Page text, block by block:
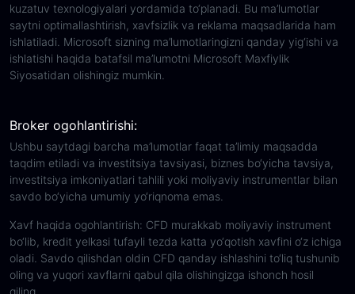
kuzatuv texnologiyalari yordamida to‘planadi. Bu ma’lumotlar
saytni optimallashtirish, xavfsizlik va reklama maqsadlarida ham
ishlatiladi. Microsoft sizning ma’lumotlaringizni qanday yig‘ishi va
ishlatishi haqida batafsil ma’lumotni Microsoft Maxfiylik
Siyosatidan olishingiz mumkin.
Broker ogohlantirishi:
Ushbu saytdagi barcha ma’lumotlar faqat ta’limiy maqsadda
taqdim etiladi va investitsiya tavsiyasi, biznes bo‘yicha tavsiya,
investitsiya imkoniyatlari tahlili yoki moliyaviy instrumentlar bilan
savdo bo‘yicha umumiy yo‘riqnoma emas.
Xavf haqida ogohlantirish: CFD murakkab moliyaviy instrument
bo‘lib, kredit yelkasi tufayli tezda katta yo‘qotish xavfini o‘z ichiga
oladi. Savdo qilishdan oldin CFD qanday ishlashini to‘liq tushunib
oling va yuqori xavflarni qabul qila olishingizga ishonch hosil
qiling.